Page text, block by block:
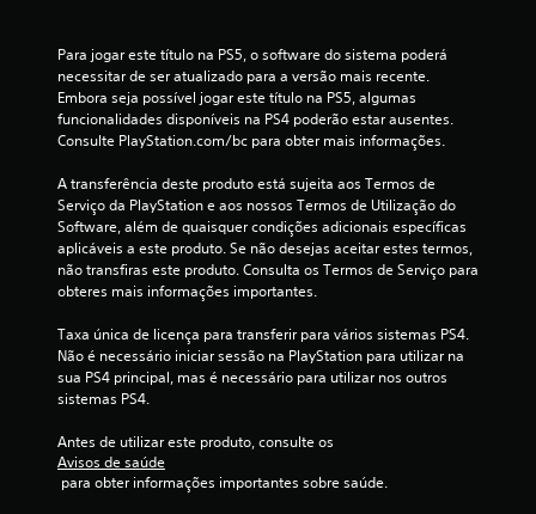
u
m
m
á
x
i
m
o
Para jogar este título na PS5, o software do sistema poderá
necessitar de ser atualizado para a versão mais recente.
Embora seja possível jogar este título na PS5, algumas
funcionalidades disponíveis na PS4 poderão estar ausentes.
Consulte PlayStation.com/bc para obter mais informações.
A transferência deste produto está sujeita aos Termos de
Serviço da PlayStation e aos nossos Termos de Utilização do
Software, além de quaisquer condições adicionais específicas
aplicáveis a este produto. Se não desejas aceitar estes termos,
não transfiras este produto. Consulta os Termos de Serviço para
obteres mais informações importantes.
Taxa única de licença para transferir para vários sistemas PS4.
Não é necessário iniciar sessão na PlayStation para utilizar na
sua PS4 principal, mas é necessário para utilizar nos outros
sistemas PS4.
Antes de utilizar este produto, consulte os
Avisos de saúde
para obter informações importantes sobre saúde.